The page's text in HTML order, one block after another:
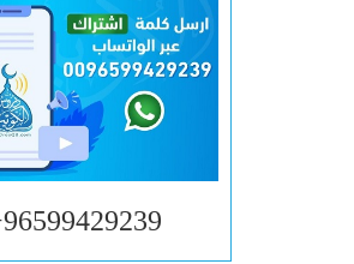
96599429239+